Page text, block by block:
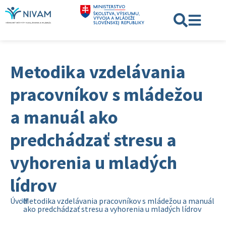
Metodika vzdelávania
pracovníkov s mládežou
a manuál ako
predchádzať stresu a
vyhorenia u mladých
lídrov
ÚvodMetodika vzdelávania pracovníkov s mládežou a manuál
ako predchádzať stresu a vyhorenia u mladých lídrov